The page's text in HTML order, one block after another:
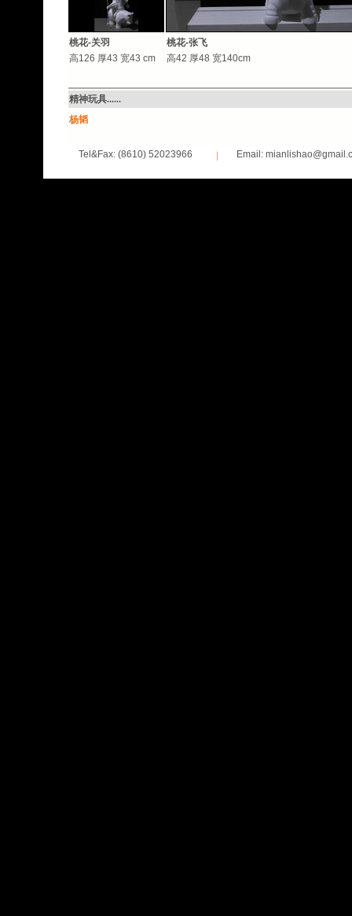
桃花-关羽
高126 厚43 宽43 cm
桃花-张飞
高42 厚48 宽140cm
精神玩具......
杨韬
Tel&Fax: (8610) 52023966 Email: